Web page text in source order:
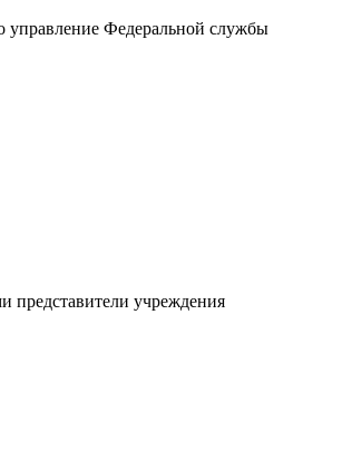
управление Федеральной службы
представители учреждения